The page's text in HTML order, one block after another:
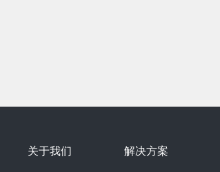
关于我们 解决方案